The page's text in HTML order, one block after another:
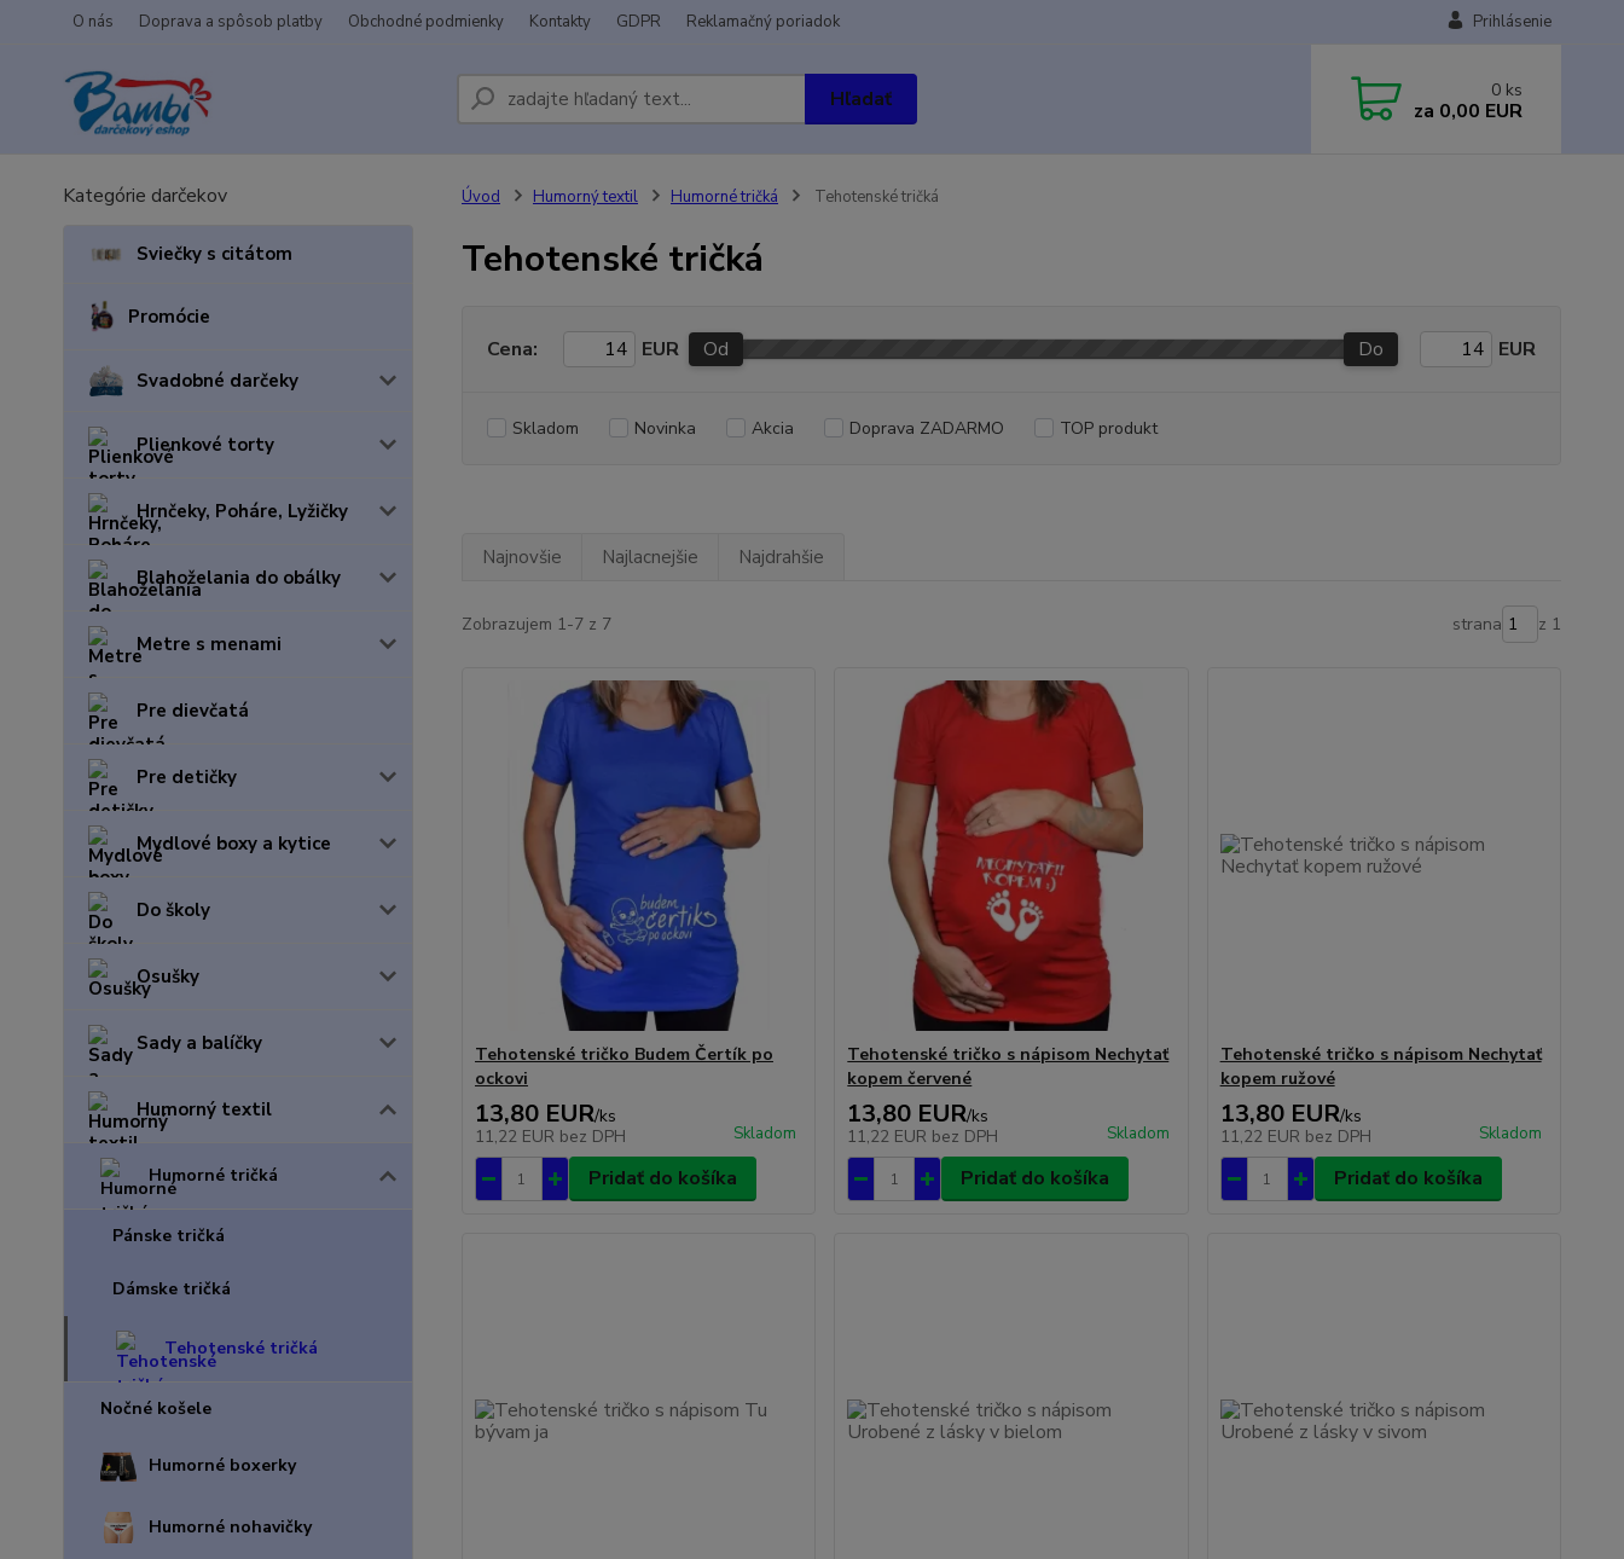
O nás Doprava a spôsob platby Obchodné podmienky Kontakty GDPR Reklamačný poriadok Prihlásenie
Hľadať 0 ks
za 0,00 EUR
Kategórie darčekov
Sviečky s citátom
Promócie
Svadobné darčeky
Plienkové torty
Hrnčeky, Poháre, Lyžičky
Blahoželania do obálky
Metre s menami
Pre dievčatá
Pre detičky
Mydlové boxy a kytice
Do školy
Osušky
Sady a balíčky
Humorný textil
Humorné tričká
Pánske tričká
Dámske tričká
Tehotenské tričká
Nočné košele
Humorné boxerky
Humorné nohavičky
Úvod Humorný textil Humorné tričká Tehotenské tričká
Tehotenské tričká
Cena: EUR Od Do EUR
Skladom Novinka Akcia Doprava ZADARMO TOP produkt
Najnovšie Najlacnejšie Najdrahšie
Zobrazujem 1-7 z 7 strana z 1
Tehotenské tričko Budem Čertík po
ockovi
13,80 EUR/ks
11,22 EUR bez DPH Skladom
Pridať do košíka
Tehotenské tričko s nápisom Nechytať
kopem červené
13,80 EUR/ks
11,22 EUR bez DPH Skladom
Pridať do košíka
Tehotenské tričko s nápisom Nechytať
kopem ružové
13,80 EUR/ks
11,22 EUR bez DPH Skladom
Pridať do košíka